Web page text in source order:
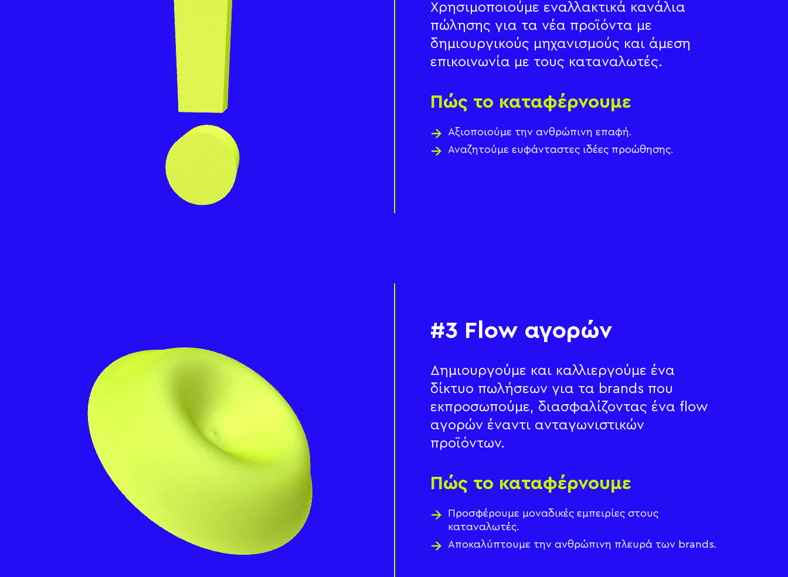
Χρησιμοποιούμε εναλλακτικά κανάλια
πώλησης για τα νέα προϊόντα με
δημιουργικούς μηχανισμούς και άμεση
επικοινωνία με τους καταναλωτές.
Πώς το καταφέρνουμε
Αξιοποιούμε την ανθρώπινη επαφή.
Αναζητούμε ευφάνταστες ιδέες προώθησης.
#3 Flow αγορών
Δημιουργούμε και καλλιεργούμε ένα
δίκτυο πωλήσεων για τα brands που
εκπροσωπούμε, διασφαλίζοντας ένα flow
αγορών έναντι ανταγωνιστικών
προϊόντων.
Πώς το καταφέρνουμε
Προσφέρουμε μοναδικές εμπειρίες στους
καταναλωτές.
Αποκαλύπτουμε την ανθρώπινη πλευρά των brands.